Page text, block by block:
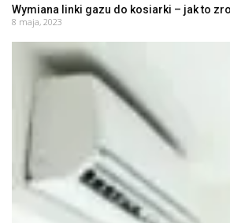
Wymiana linki gazu do kosiarki – jak to
8 maja, 2023